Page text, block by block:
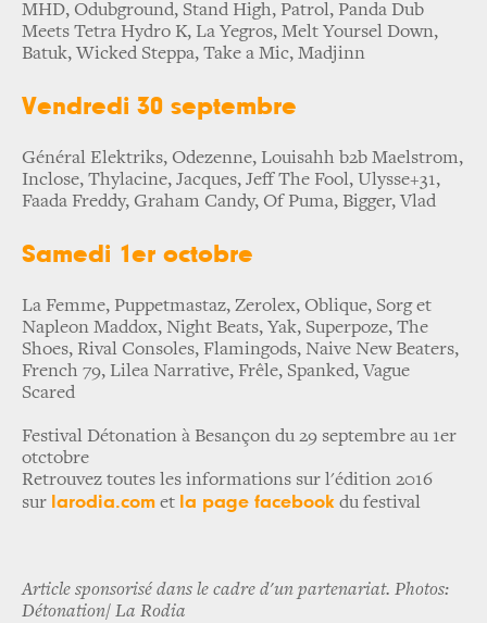
MHD, Odubground, Stand High, Patrol, Panda Dub
Meets Tetra Hydro K, La Yegros, Melt Yoursel Down,
Batuk, Wicked Steppa, Take a Mic, Madjinn
Vendredi 30 septembre
Général Elektriks, Odezenne, Louisahh b2b Maelstrom,
Inclose, Thylacine, Jacques, Jeff The Fool, Ulysse+31,
Faada Freddy, Graham Candy, Of Puma, Bigger, Vlad
Samedi 1er octobre
La Femme, Puppetmastaz, Zerolex, Oblique, Sorg et
Napleon Maddox, Night Beats, Yak, Superpoze, The
Shoes, Rival Consoles, Flamingods, Naive New Beaters,
French 79, Lilea Narrative, Frêle, Spanked, Vague
Scared
Festival Détonation à Besançon du 29 septembre au 1er
otctobre
Retrouvez toutes les informations sur l'édition 2016
sur arodia.com et la page facebook du festival
Article sponsorisé dans le cadre d'un partenariat. Photos:
Détonation/ La Rodia